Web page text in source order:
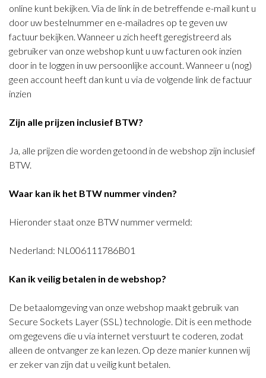
online kunt bekijken. Via de link in de betreffende e-mail kunt u
door uw bestelnummer en e-mailadres op te geven uw
factuur bekijken. Wanneer u zich heeft geregistreerd als
gebruiker van onze webshop kunt u uw facturen ook inzien
door in te loggen in uw persoonlijke account. Wanneer u (nog)
geen account heeft dan kunt u via de volgende link de factuur
inzien
Zijn alle prijzen inclusief BTW?
Ja, alle prijzen die worden getoond in de webshop zijn inclusief
BTW.
Waar kan ik het BTW nummer vinden?
Hieronder staat onze BTW nummer vermeld:
Nederland: NL006111786B01
Kan ik veilig betalen in de webshop?
De betaalomgeving van onze webshop maakt gebruik van
Secure Sockets Layer (SSL) technologie. Dit is een methode
om gegevens die u via internet verstuurt te coderen, zodat
alleen de ontvanger ze kan lezen. Op deze manier kunnen wij
er zeker van zijn dat u veilig kunt betalen.